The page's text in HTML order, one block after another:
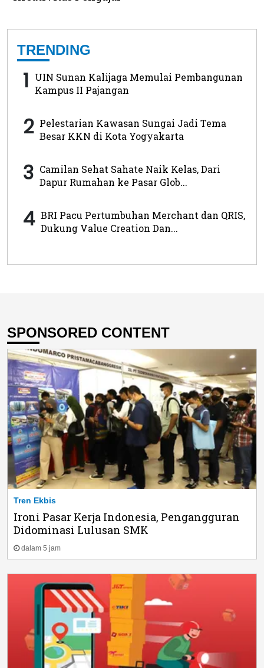
TRENDING
1 UIN Sunan Kalijaga Memulai Pembangunan
Kampus II Pajangan
2 Pelestarian Kawasan Sungai Jadi Tema
Besar KKN di Kota Yogyakarta
3 Camilan Sehat Sahate Naik Kelas, Dari
Dapur Rumahan ke Pasar Glob...
4 BRI Pacu Pertumbuhan Merchant dan QRIS,
Dukung Value Creation Dan...
SPONSORED CONTENT
Tren Ekbis
Ironi Pasar Kerja Indonesia, Pengangguran
Didominasi Lulusan SMK
dalam 5 jam